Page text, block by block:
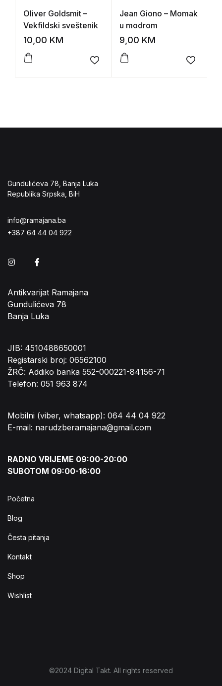
Oliver Goldsmit –
Vekfildski sveštenik
10,00 KM
Add to wishlist
Jean Giono – Momak
u modrom
9,00 KM
Add to
Gundulićeva 78, Banja Luka
Republika Srpska, BiH
info@ramajana.ba
+387 64 44 04 922
Instagram
Antikvarijat Ramajana
Gundulićeva 78
Banja Luka
JIB: 4510488650001
Registarski broj: 06562100
ŽRČ: Addiko banka 552-000221-84156-71
Telefon: 051 963 874
Mobilni (viber, whatsapp): 064 44 04 922
E-mail: narudzberamajana@gmail.com
RADNO VRIJEME 09:00-20:00
SUBOTOM 09:00-16:00
Početna
Blog
Česta pitanja
Kontakt
Shop
Wishlist
©2024 Digital Takt. All rights reserved